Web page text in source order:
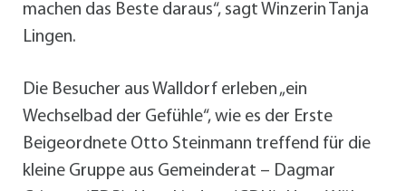
machen das Beste daraus“, sagt Winzerin Tanja
Lingen.
Die Besucher aus Walldorf erleben „ein
Wechselbad der Gefühle“, wie es der Erste
Beigeordnete Otto Steinmann treffend für die
kleine Gruppe aus Gemeinderat – Dagmar